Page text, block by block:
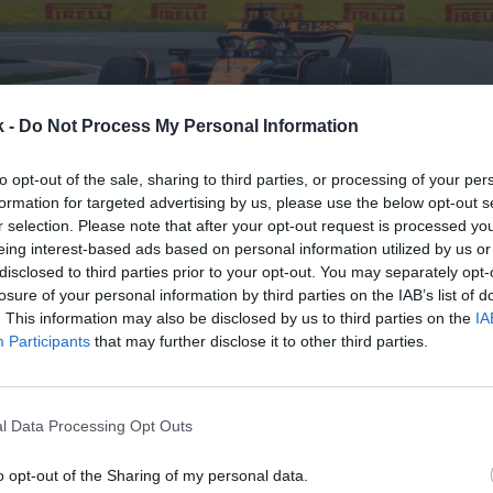
- Do Not Process My Personal Information
opt-out of the sale, sharing to third parties, or processing of your
for targeted advertising by us, please use the below opt-out
selection. Please note that after your opt-out request is processed
interest-based ads based on personal information utilized by us
to third parties prior to your opt-out. You may separately
of your personal information by third parties on the IAB’s list of
This information may also be disclosed by us to third parties on the
Participants that may further disclose it to other third parties.
Data Processing Opt Outs
opt-out of the Sharing of my personal data.
22 de junio de 2023
Guardar Me gusta
una de sus primeras desinversiones en el
soberano de Baréin,Mumtalakat, se ha hecho
McLarende Fórmula 1. La operación está
400 millones de libras (466 millones de euros),
Mumtalakat, que ya poseía la mayoría accionarial